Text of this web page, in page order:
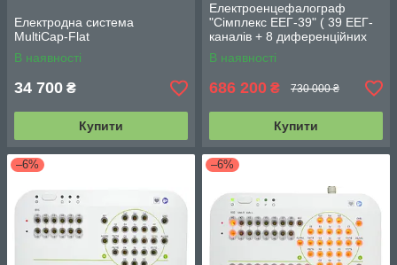
Електродна система
MultiCap-Flat
В наявності
34 700 ₴
Купити
Електроенцефалограф
"Сімплекс ЕЕГ-39" ( 39 ЕЕГ-
каналів + 8 диференційних
каналів)
В наявності
686 200 ₴ 730 000 ₴
Купити
–6% –6%